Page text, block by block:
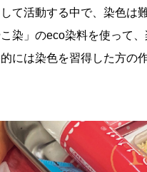
て活動する中で、染色は
染」のeco染料を使って
には染色を習得した方の